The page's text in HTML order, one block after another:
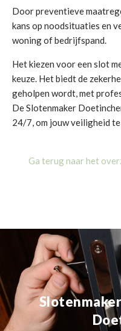
Door preventieve
kans op noodsituaties en
woning of bedrijfspand.
Het kiezen voor een slot
keuze. Het biedt de
geholpen wordt, met
De Slotenmaker
24/7, om jouw veiligheid
Ga terug naar het